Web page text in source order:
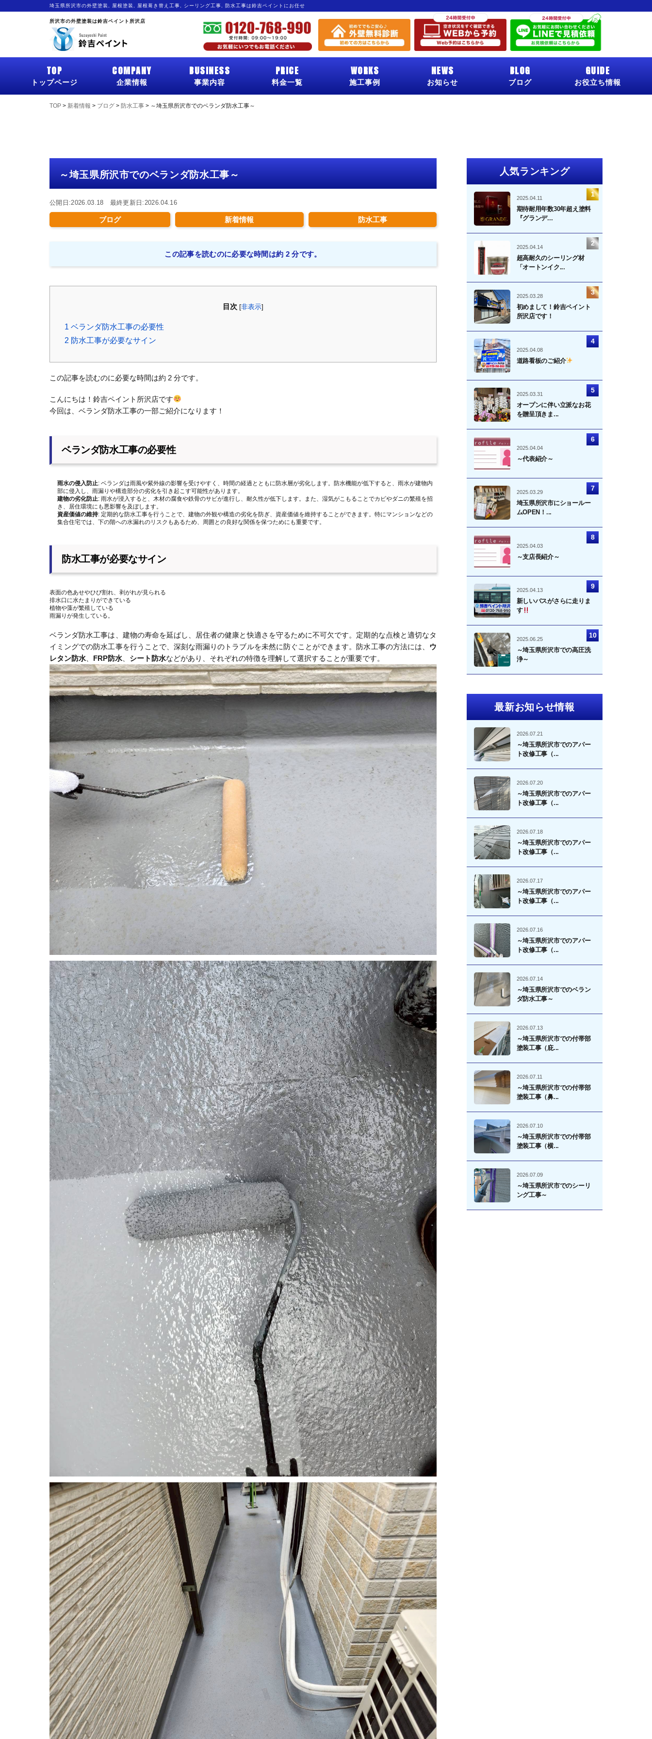
埼玉県所沢市の外壁塗装, 屋根塗装, 屋根葺き替え工事, シーリング工事, 防水工事は鈴吉ペイントにお任せ
所沢市の外壁塗装は鈴吉ペイント所沢店
TOP
トップページ
COMPANY
企業情報
BUSINESS
事業内容
PRICE
料金一覧
WORKS
施工事例
NEWS
お知らせ
BLOG
ブログ
GUIDE
お役立ち情報
TOP > 新着情報 > ブログ > 防水工事 > ～埼玉県所沢市でのベランダ防水工事～
～埼玉県所沢市でのベランダ防水工事～
公開日:2026.03.18 最終更新日:2026.04.16
ブログ 新着情報 防水工事
この記事を読むのに必要な時間は約 2 分です。
目次 [非表示]
1 ベランダ防水工事の必要性
2 防水工事が必要なサイン
この記事を読むのに必要な時間は約 2 分です。
こんにちは！鈴吉ペイント所沢店です
今回は、ベランダ防水工事の一部ご紹介になります！
ベランダ防水工事の必要性
雨水の侵入防止: ベランダは雨風や紫外線の影響を受けやすく、時間の経過とともに防水層が劣化します。防水機能が低下すると、雨水が建物内
部に侵入し、雨漏りや構造部分の劣化を引き起こす可能性があります。
建物の劣化防止: 雨水が浸入すると、木材の腐食や鉄骨のサビが進行し、耐久性が低下します。また、湿気がこもることでカビやダニの繁殖を招
き、居住環境にも悪影響を及ぼします。
資産価値の維持: 定期的な防水工事を行うことで、建物の外観や構造の劣化を防ぎ、資産価値を維持することができます。特にマンションなどの
集合住宅では、下の階への水漏れのリスクもあるため、周囲との良好な関係を保つためにも重要です。
防水工事が必要なサイン
表面の色あせやひび割れ、剥がれが見られる
排水口に水たまりができている
植物や藻が繁殖している
雨漏りが発生している。
ベランダ防水工事は、建物の寿命を延ばし、居住者の健康と快適さを守るために不可欠です。定期的な点検と適切なタ
イミングでの防水工事を行うことで、深刻な雨漏りのトラブルを未然に防ぐことができます。防水工事の方法には、 ウ
レタン防水
FRP防水 シート防水などがあり、それぞれの特徴を理解して選択することが重要です。
人気ランキング
2025.04.11
期待耐用年数30年超え塗料
『グランデ...
2025.04.14
超高耐久のシーリング材
「オートンイク...
2025.03.28
初めまして！鈴吉ペイント
所沢店です！
2025.04.08
道路看板のご紹介
2025.03.31
オープンに伴い立派なお花
を贈呈頂きま...
2025.04.04
～代表紹介～
2025.03.29
埼玉県所沢市にショールー
ムOPEN！...
2025.04.03
～支店長紹介～
2025.04.13
新しいバスがさらに走りま
す
2025.06.25
～埼玉県所沢市での高圧洗
浄～
最新お知らせ情報
2026.07.21
～埼玉県所沢市でのアパー
ト改修工事（...
2026.07.20
～埼玉県所沢市でのアパー
ト改修工事（...
2026.07.18
～埼玉県所沢市でのアパー
ト改修工事（...
2026.07.17
～埼玉県所沢市でのアパー
ト改修工事（...
2026.07.16
～埼玉県所沢市でのアパー
ト改修工事（...
2026.07.14
～埼玉県所沢市でのベラン
ダ防水工事～
2026.07.13
～埼玉県所沢市での付帯部
塗装工事（庇...
2026.07.11
～埼玉県所沢市での付帯部
塗装工事（鼻...
2026.07.10
～埼玉県所沢市での付帯部
塗装工事（横...
2026.07.09
～埼玉県所沢市でのシーリ
ング工事～